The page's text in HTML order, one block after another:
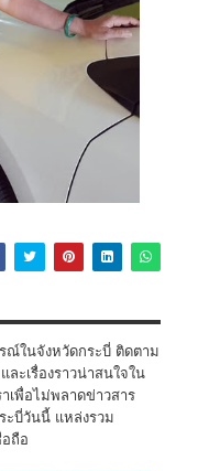
ณ์ในจังหวัดกระบี่ ติดตาม
ะเรื่องราวน่าสนใจใน
เพื่อไม่พลาดข่าวสาร
ะบี่วันนี้ แหล่งรวม
ถือ